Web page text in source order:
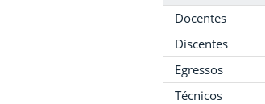
Docentes
Discentes
Egressos
Técnicos